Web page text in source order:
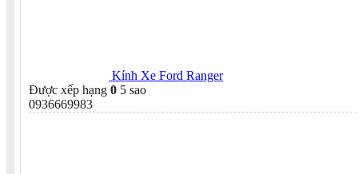
Kính Xe Ford Ranger
Được xếp hạng 0 5 sao
0936669983